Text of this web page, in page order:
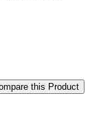
this Product